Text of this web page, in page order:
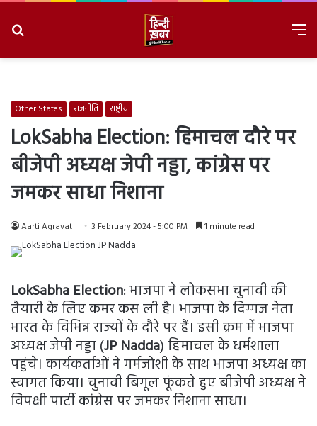
Other States राजनीति राष्ट्रीय
LokSabha Election: हिमाचल दौरे पर
बीजेपी अध्यक्ष जेपी नड्डा, कांग्रेस पर
जमकर साधा निशाना
Aarti Agravat 3 February 2024 - 5:00 PM 1 minute read
LokSabha Election: भाजपा ने लोकसभा चुनावी की
तैयारी के लिए कमर कस ली है। भाजपा के दिग्गज नेता
भारत के विभिन्न राज्यों के दौरे पर हैं। इसी क्रम में भाजपा
अध्यक्ष जेपी नड्डा (JP Nadda) हिमाचल के धर्मशाला
पहुंचे। कार्यकर्ताओं ने गर्मजोशी के साथ भाजपा अध्यक्ष का
स्वागत किया। चुनावी बिगूल फूंकते हुए बीजेपी अध्यक्ष ने
विपक्षी पार्टी कांग्रेस पर जमकर निशाना साधा।